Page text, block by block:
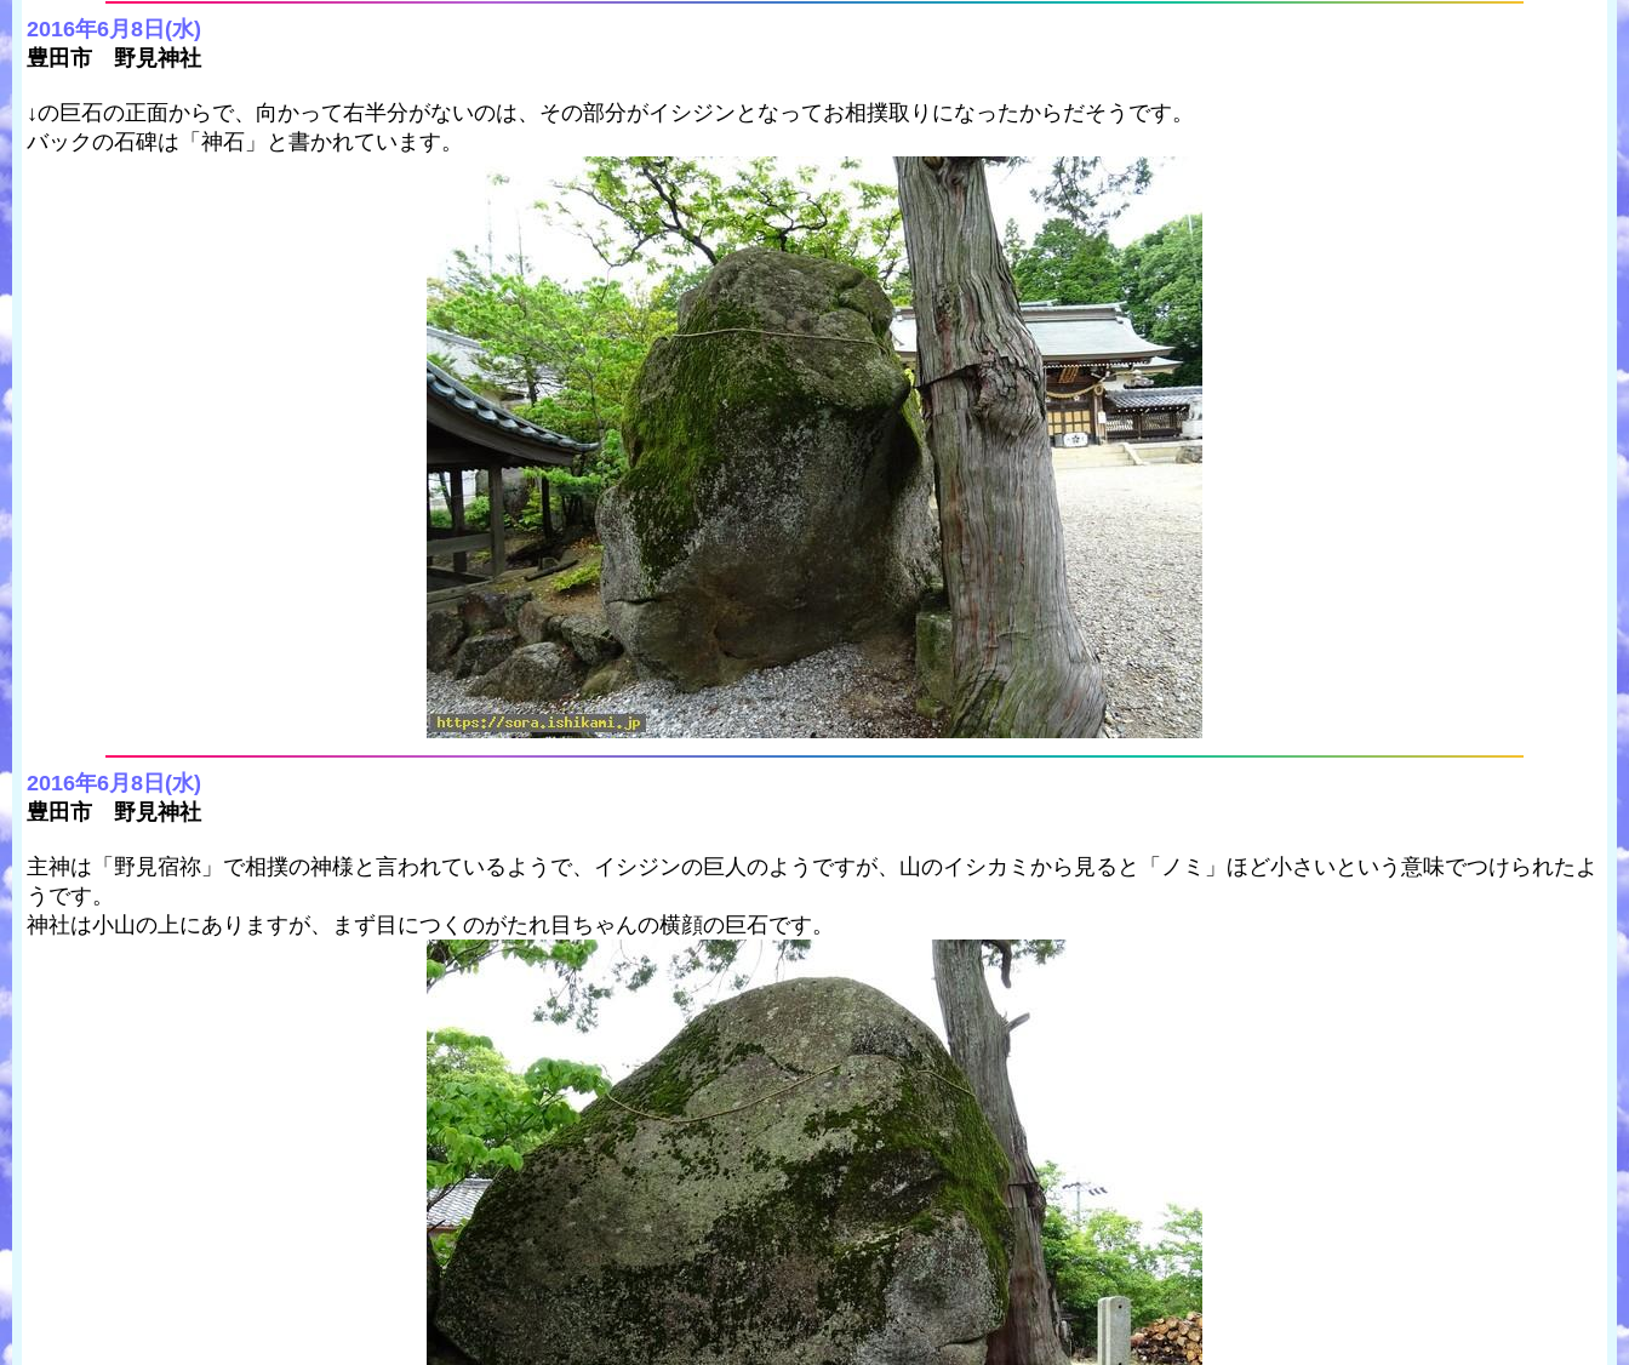
2016年6月8日(水)
豊田市 野見神社
↓の巨石の正面からで、向かって右半分がないのは、その部分がイシジンとなってお相撲取りになったからだそうです。
バックの石碑は「神石」と書かれています。
2016年6月8日(水)
豊田市 野見神社
主神は「野見宿祢」で相撲の神様と言われているようで、イシジンの巨人のようですが、山のイシカミから見ると「ノミ」ほど小さいという意味でつけられたよ
うです。
神社は小山の上にありますが、まず目につくのがたれ目ちゃんの横顔の巨石です。